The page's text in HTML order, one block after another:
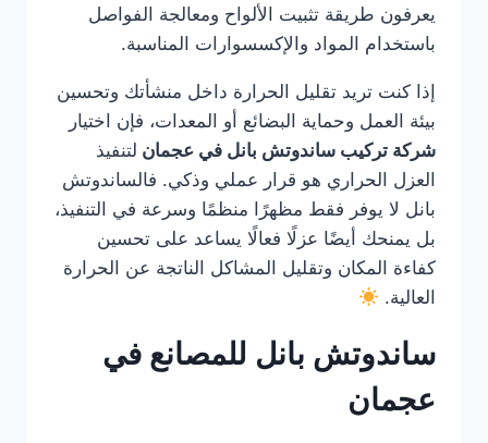
يعرفون طريقة تثبيت الألواح ومعالجة الفواصل
باستخدام المواد والإكسسوارات المناسبة.
إذا كنت تريد تقليل الحرارة داخل منشأتك وتحسين
بيئة العمل وحماية البضائع أو المعدات، فإن اختيار
شركة تركيب ساندوتش بانل في عجمان لتنفيذ
العزل الحراري هو قرار عملي وذكي. فالساندوتش
بانل لا يوفر فقط مظهرًا منظمًا وسرعة في التنفيذ،
بل يمنحك أيضًا عزلًا فعالًا يساعد على تحسين
كفاءة المكان وتقليل المشاكل الناتجة عن الحرارة
العالية.
ساندوتش بانل للمصانع في
عجمان